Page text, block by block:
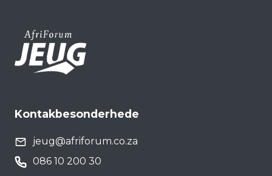
Kontakbesonderhede
jeug@afriforum.co.za
086 10 200 30